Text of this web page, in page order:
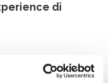
di